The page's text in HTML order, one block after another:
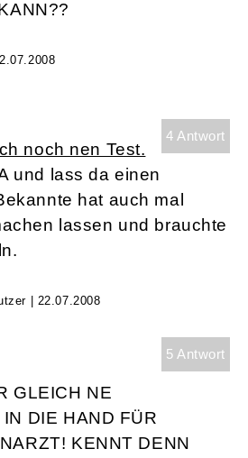
4 Antwort
noch nen Test.
und lass da einen
hat auch mal
lassen und brauchte
| 22.07.2008
5 Antwort
GLEICH NE
DIE HAND FÜR
KENNT DENN